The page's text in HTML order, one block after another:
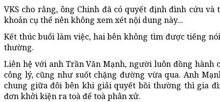
VKS cho rằng, ông Chinh đã có quyết định đình cứu
khoản cụ thể nên không xem xét nội dung này...
Kết thúc buổi làm việc, hai bên không tìm được tiếng
thường.
Liên hệ với anh Trần Văn Mạnh, người luôn đồng
công lý, cũng như suốt chặng đường vừa qua. Anh
chung giữa đôi bên khi giải quyết bồi thường thì gia
đơn khởi kiện ra toà để toà phân xử.